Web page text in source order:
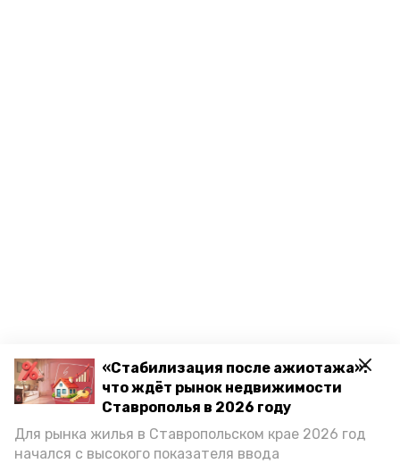
«Стабилизация после ажиотажа»:
что ждёт рынок недвижимости
Ставрополья в 2026 году
Для рынка жилья в Ставропольском крае 2026 год
начался с высокого показателя ввода